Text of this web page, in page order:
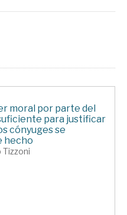
moral por parte del
para justificar
cónyuges se
hecho
Tizzoni